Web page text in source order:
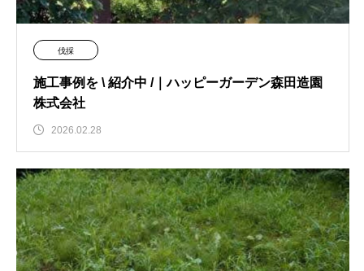
伐採
施工事例を \ 紹介中 /｜ハッピーガーデン森田造園
株式会社
2026.02.28